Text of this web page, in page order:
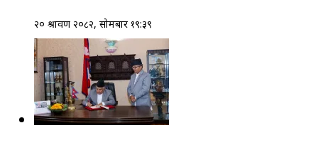
२० श्रावण २०८२, सोमबार १९:३९